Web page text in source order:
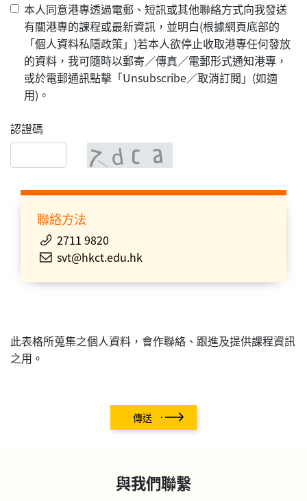
本人同意港專透過電郵、短訊或其他聯絡方式向我發送
有關港專的課程或最新資訊，並明白(根據網頁底部的
「個人資料私隱政策」)若本人欲停止收取港專任何發放
的資料，我可隨時以郵寄／傳真／電郵形式通知港專，
或於電郵通訊點擊「Unsubscribe／取消訂閱」(如適
用)。
認證碼
聯絡方法
2711 9820
svt@hkct.edu.hk
此表格所蒐集之個人資料，會作聯絡、跟進及提供課程資訊
之用。
傳送
與我們聯繫